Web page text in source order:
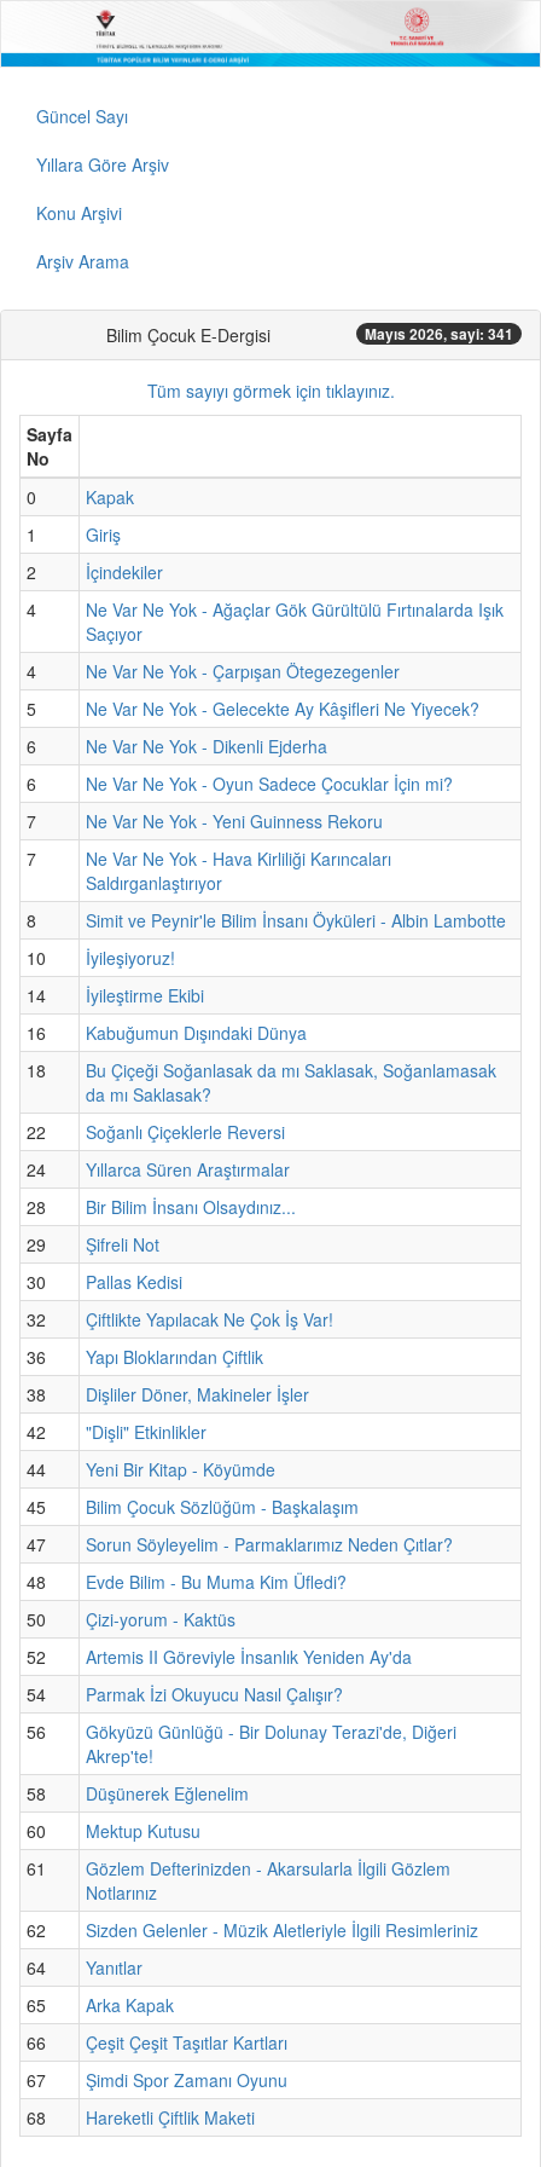
Güncel Sayı
Yıllara Göre Arşiv
Konu Arşivi
Arşiv Arama
Bilim Çocuk E-Dergisi Mayıs 2026, sayi: 341
Tüm sayıyı görmek için tıklayınız.
Sayfa
No
0
Kapak
1
Giriş
2
İçindekiler
4
Ne Var Ne Yok - Ağaçlar Gök Gürültülü Fırtınalarda Işık
Saçıyor
4
Ne Var Ne Yok - Çarpışan Ötegezegenler
5
Ne Var Ne Yok - Gelecekte Ay Kâşifleri Ne Yiyecek?
6
Ne Var Ne Yok - Dikenli Ejderha
6
Ne Var Ne Yok - Oyun Sadece Çocuklar İçin mi?
7
Ne Var Ne Yok - Yeni Guinness Rekoru
7
Ne Var Ne Yok - Hava Kirliliği Karıncaları
Saldırganlaştırıyor
8
Simit ve Peynir'le Bilim İnsanı Öyküleri - Albin Lambotte
10
İyileşiyoruz!
14
İyileştirme Ekibi
16
Kabuğumun Dışındaki Dünya
18
Bu Çiçeği Soğanlasak da mı Saklasak, Soğanlamasak
da mı Saklasak?
22
Soğanlı Çiçeklerle Reversi
24
Yıllarca Süren Araştırmalar
28
Bir Bilim İnsanı Olsaydınız...
29
Şifreli Not
30
Pallas Kedisi
32
Çiftlikte Yapılacak Ne Çok İş Var!
36
Yapı Bloklarından Çiftlik
38
Dişliler Döner, Makineler İşler
42
"Dişli" Etkinlikler
44
Yeni Bir Kitap - Köyümde
45
Bilim Çocuk Sözlüğüm - Başkalaşım
47
Sorun Söyleyelim - Parmaklarımız Neden Çıtlar?
48
Evde Bilim - Bu Muma Kim Üfledi?
50
Çizi-yorum - Kaktüs
52
Artemis II Göreviyle İnsanlık Yeniden Ay'da
54
Parmak İzi Okuyucu Nasıl Çalışır?
56
Gökyüzü Günlüğü - Bir Dolunay Terazi'de, Diğeri
Akrep'te!
58
Düşünerek Eğlenelim
60
Mektup Kutusu
61
Gözlem Defterinizden - Akarsularla İlgili Gözlem
Notlarınız
62
Sizden Gelenler - Müzik Aletleriyle İlgili Resimleriniz
64
Yanıtlar
65
Arka Kapak
66
Çeşit Çeşit Taşıtlar Kartları
67
Şimdi Spor Zamanı Oyunu
68
Hareketli Çiftlik Maketi